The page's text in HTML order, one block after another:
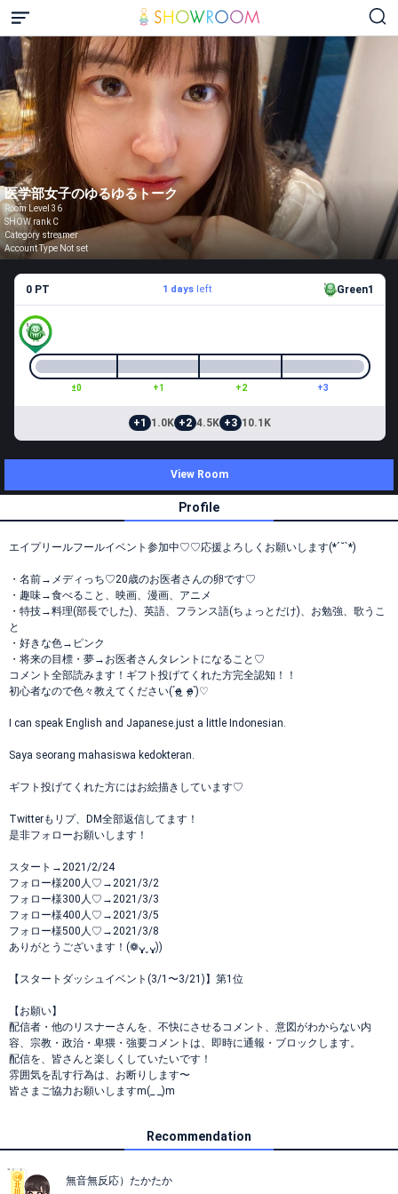
医学部女子のゆるゆるトーク
Room Level 36
SHOW rank C
Category streamer
Account Type Not set
0 PT 1 daysleft Green1
±0 +1 +2 +3
+1 1.0K +2 4.5K +3 10.1K
View Room
Profile
エイプリールフールイベント参加中♡♡応援よろしくお願いします(*´˘`*)
・名前→メディっち♡20歳のお医者さんの卵です♡
・趣味→食べること、映画、漫画、アニメ
・特技→料理(部長でした)、英語、フランス語(ちょっとだけ)、お勉強、歌うこ
と
・好きな色→ピンク
・将来の目標・夢→お医者さんタレントになること♡
コメント全部読みます！ギフト投げてくれた方完全認知！！
初心者なので色々教えてください(ˊo̴̶̷̤ ̫ o̴̶̷̤ˋ)♡
I can speak English and Japanese.just a little Indonesian.
Saya seorang mahasiswa kedokteran.
ギフト投げてくれた方にはお絵描きしています♡
Twitterもリプ、DM全部返信してます！
是非フォローお願いします！
スタート→2021/2/24
フォロー様200人♡→2021/3/2
フォロー様300人♡→2021/3/3
フォロー様400人♡→2021/3/5
フォロー様500人♡→2021/3/8
ありがとうございます！(❁ᴗ͈ˬᴗ͈))
【スタートダッシュイベント(3/1〜3/21)】第1位
【お願い】
配信者・他のリスナーさんを、不快にさせるコメント、意図がわからない内
容、宗教・政治・卑猥・強要コメントは、即時に通報・ブロックします。
配信を、皆さんと楽しくしていたいです！
雰囲気を乱す行為は、お断りします〜
皆さまご協力お願いしますm(_ _)m
Recommendation
無音無反応）たかたか